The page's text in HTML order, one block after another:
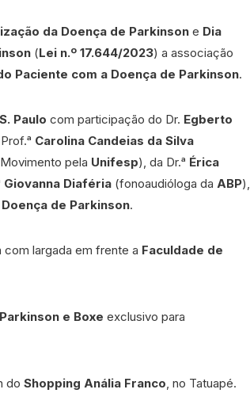
da Doença de Parkinson e Dia
(Lei n.º 17.644/2023) a associação
Paciente com a Doença de Parkinson.
Paulo com participação do Dr. Egberto
Carolina Candeias da Silva
pela Unifesp), da Dr.ᵃ Érica
Giovanna Diaféria (fonoaudióloga da ABP),
Doença de Parkinson.
com largada em frente a Faculdade de
e Boxe exclusivo para
do Shopping Anália Franco, no Tatuapé.